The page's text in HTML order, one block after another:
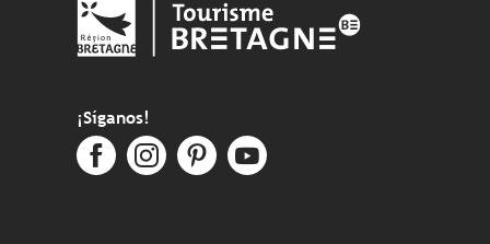
¡Síganos!